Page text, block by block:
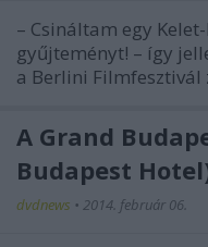
– Csináltam egy
gyűjteményt! – így
a Berlini Filmfesztivál
A Grand
Budapest
dvdnews • 2014. február 06.